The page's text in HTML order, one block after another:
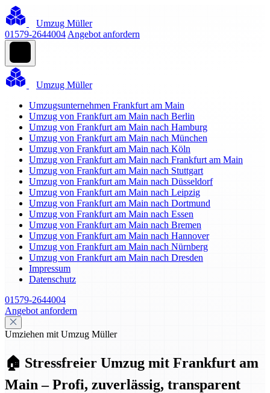
Umzug Müller
01579-2644004 Angebot anfordern
Umzug Müller
Umzugsunternehmen Frankfurt am Main
Umzug von Frankfurt am Main nach Berlin
Umzug von Frankfurt am Main nach Hamburg
Umzug von Frankfurt am Main nach München
Umzug von Frankfurt am Main nach Köln
Umzug von Frankfurt am Main nach Frankfurt am Main
Umzug von Frankfurt am Main nach Stuttgart
Umzug von Frankfurt am Main nach Düsseldorf
Umzug von Frankfurt am Main nach Leipzig
Umzug von Frankfurt am Main nach Dortmund
Umzug von Frankfurt am Main nach Essen
Umzug von Frankfurt am Main nach Bremen
Umzug von Frankfurt am Main nach Hannover
Umzug von Frankfurt am Main nach Nürnberg
Umzug von Frankfurt am Main nach Dresden
Impressum
Datenschutz
01579-2644004
Angebot anfordern
Umziehen mit Umzug Müller
🏠 Stressfreier Umzug mit Frankfurt am
Main – Profi, zuverlässig, transparent